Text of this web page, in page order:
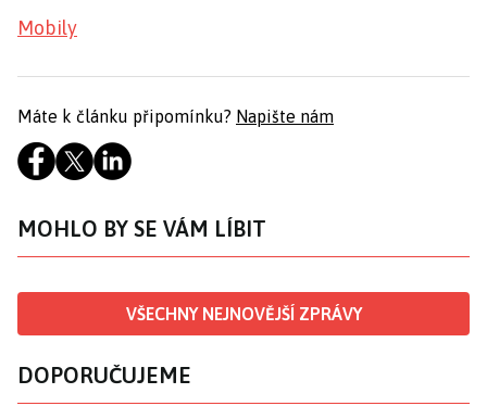
Mobily
Máte k článku připomínku? Napište nám
MOHLO BY SE VÁM LÍBIT
VŠECHNY NEJNOVĚJŠÍ ZPRÁVY
DOPORUČUJEME